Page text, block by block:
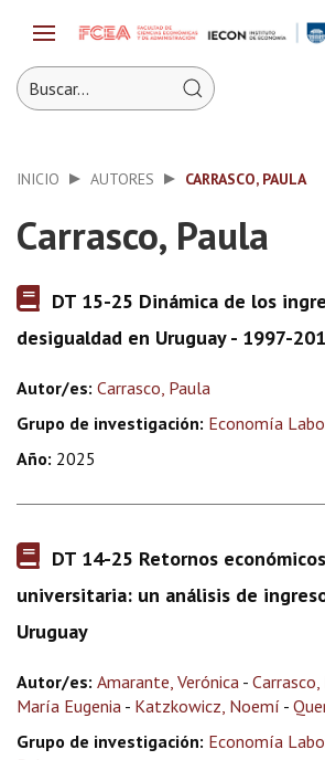
INICIO AUTORES CARRASCO, PAULA
Carrasco, Paula
DT 15-25 Dinámica de los
desigualdad en Uruguay - 1997-
Autor/es: Carrasco, Paula
Grupo de investigación: Economía
Año: 2025
DT 14-25 Retornos
universitaria: un análisis de
Uruguay
Autor/es: Amarante, Verónica -
María Eugenia - Katzkowicz, Noemí -
Grupo de investigación: Economía